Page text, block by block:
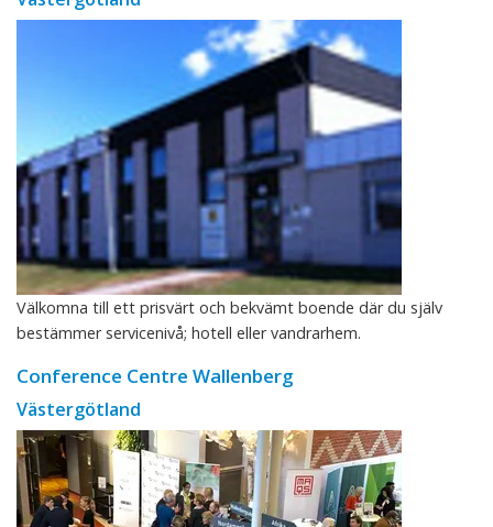
Välkomna till ett prisvärt och bekvämt boende där du själv
bestämmer servicenivå; hotell eller vandrarhem.
Conference Centre Wallenberg
Västergötland